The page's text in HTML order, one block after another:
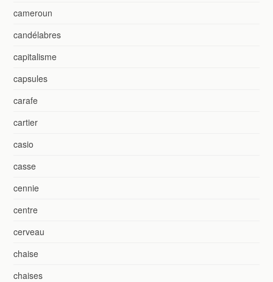
cameroun
candélabres
capitalisme
capsules
carafe
cartier
casio
casse
cennie
centre
cerveau
chaise
chaises